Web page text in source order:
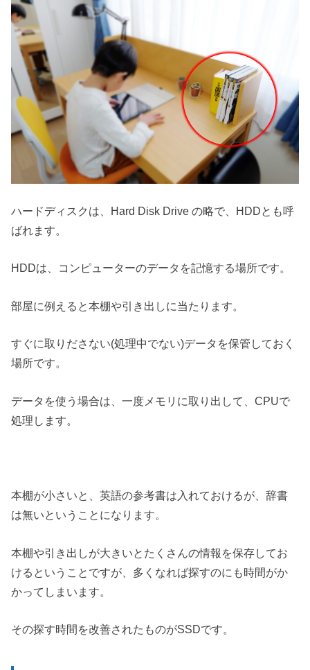
ハードディスクは、Hard Disk Drive の略で、HDDとも呼
ばれます。
HDDは、コンピューターのデータを記憶する場所です。
部屋に例えると本棚や引き出しに当たります。
すぐに取りださない(処理中でない)データを保管しておく
場所です。
データを使う場合は、一度メモリに取り出して、CPUで
処理します。
本棚が小さいと、英語の参考書は入れておけるが、辞書
は無いということになります。
本棚や引き出しが大きいとたくさんの情報を保存してお
けるということですが、多くなれば探すのにも時間がか
かってしまいます。
その探す時間を改善されたものがSSDです。